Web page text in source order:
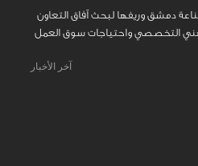
دمشق وريفها لبحث آفاق التعاون
التخصصي واحتياجات سوق العمل
آخر الأخبار